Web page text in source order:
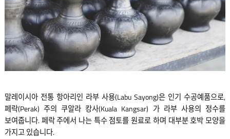
말레이시아 전통 항아리인 라부 사용(Labu Sayong)은 인기 수공예품으로,
페락(Perak) 주의 쿠알라 캉사(Kuala Kangsar) 가 라부 사용의 정수를
보여줍니다. 페락 주에서 나는 특수 점토를 원료로 하며 대부분 호박 모양을
가지고 있습니다.